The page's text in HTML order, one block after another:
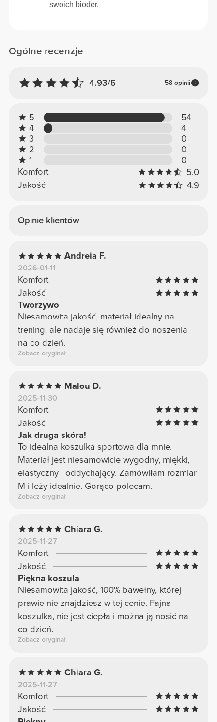
Ogólne recenzje
4.93/5 58 opinii
5
54
4
4
3
0
2
0
1
0
Komfort
5.0
Jakość
4.9
Opinie klientów
Andreia F.
2026-01-11
Komfort
Jakość
Tworzywo
Niesamowita jakość, materiał idealny na
trening, ale nadaje się również do noszenia
na co dzień.
Zobacz oryginał
Malou D.
2025-11-30
Komfort
Jakość
Jak druga skóra!
To idealna koszulka sportowa dla mnie.
Materiał jest niesamowicie wygodny, miękki,
elastyczny i oddychający. Zamówiłam rozmiar
M i leży idealnie. Gorąco polecam.
Zobacz oryginał
Chiara G.
2025-11-27
Komfort
Jakość
Piękna koszula
Niesamowita jakość, 100% bawełny, której
prawie nie znajdziesz w tej cenie. Fajna
koszulka, nie jest ciepła i można ją nosić na
co dzień.
Zobacz oryginał
Chiara G.
2025-11-27
Komfort
Jakość
swoich bioder.